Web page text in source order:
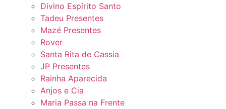
Divino Espírito Santo
Tadeu Presentes
Mazé Presentes
Rover
Santa Rita de Cassia
JP Presentes
Rainha Aparecida
Anjos e Cia
Maria Passa na Frente